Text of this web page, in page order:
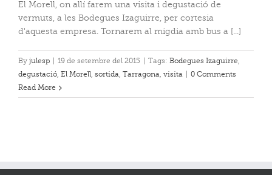
El Morell, on allí farem una visita i degustació de
vermuts, a les Bodegues Izaguirre, per cortesia
d'aquesta empresa. Tornarem al migdia amb bus a [...]
By julesp | 19 de setembre del 2015 | Tags: Bodegues Izaguirre
degustació El Morell sortida Tarragona visita | 0 Comments
Read More